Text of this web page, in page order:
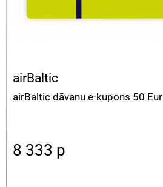
airBaltic
airBaltic dāvanu e-kupons 50 Eur
8 333 p